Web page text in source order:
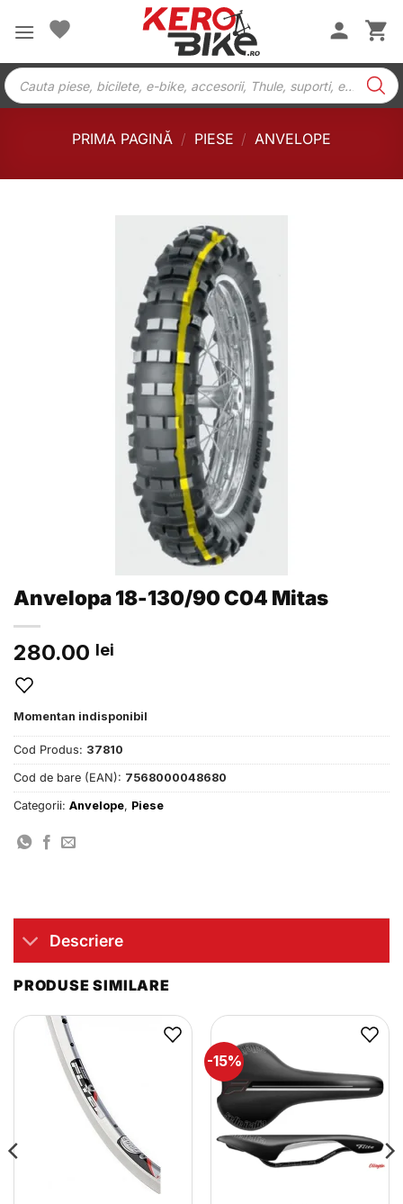
Products
search
PRIMA PAGINĂ / PIESE / ANVELOPE
Anvelopa 18-130/90 C04 Mitas
280.00 lei
Momentan indisponibil
Cod Produs: 37810
Cod de bare (EAN): 7568000048680
Categorii: Anvelope, Piese
Descriere
PRODUSE SIMILARE
-15%